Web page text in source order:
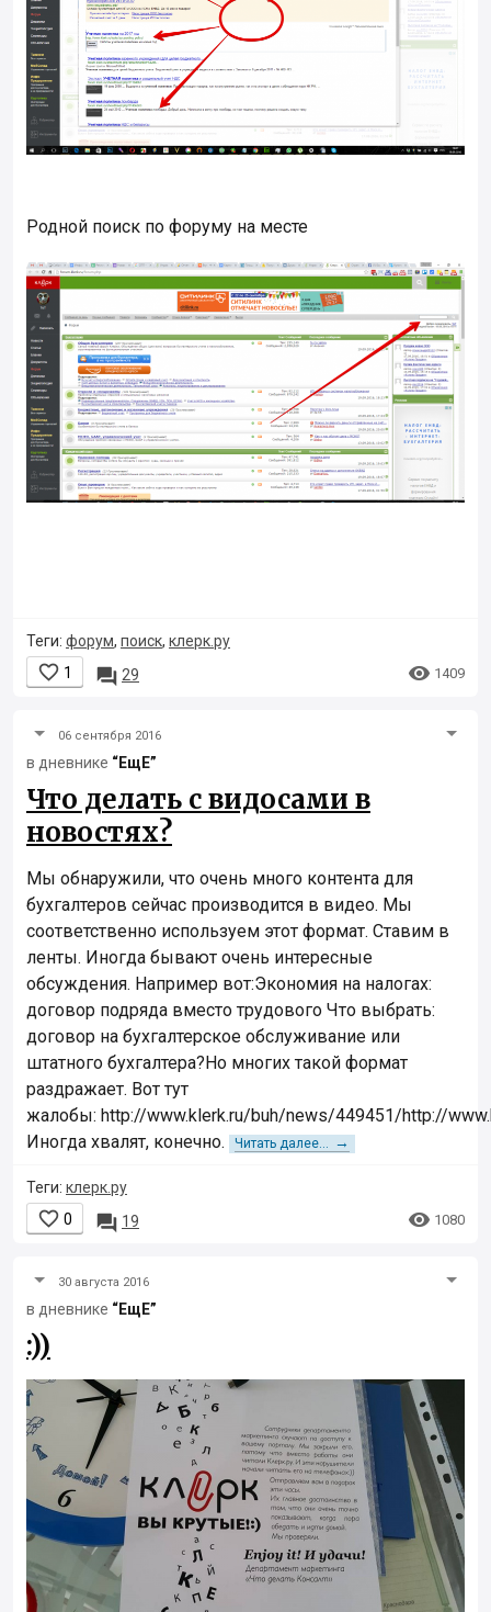
Родной поиск по форуму на месте
Теги: форум, поиск, клерк.ру
 1  29  1409
06 сентября 2016
в дневнике “ЕщЕ”
Что делать с видосами в
новостях?
Мы обнаружили, что очень много контента для
бухгалтеров сейчас производится в видео. Мы
соответственно используем этот формат. Ставим в
ленты. Иногда бывают очень интересные
обсуждения. Например вот:Экономия на налогах:
договор подряда вместо трудового Что выбрать:
договор на бухгалтерское обслуживание или
штатного бухгалтера?Но многих такой формат
раздражает. Вот тут
жалобы: http://www.klerk.ru/buh/news/449451/http://
Иногда хвалят, конечно.
Читать далее... →
Теги: клерк.ру
 0  19  1080
30 августа 2016
в дневнике “ЕщЕ”
:))